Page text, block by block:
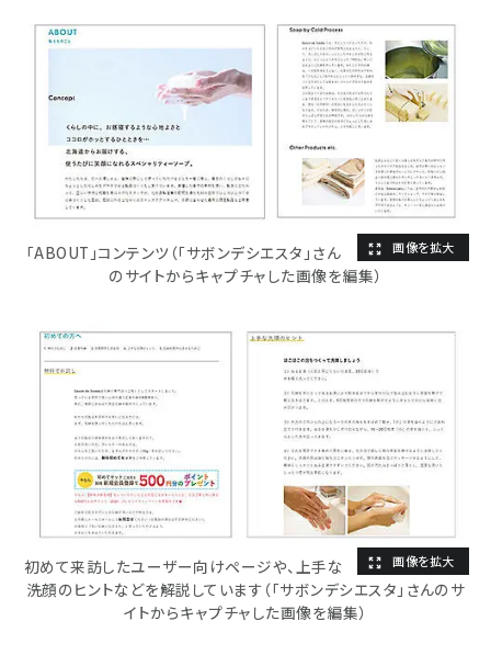
「ABOUT」コンテンツ（「サボンデシエスタ」さん
のサイトからキャプチャした画像を編集）
初めて来訪したユーザー向けページや、上手な
洗顔のヒントなどを解説しています（「サボンデシエスタ」さんのサ
イトからキャプチャした画像を編集）